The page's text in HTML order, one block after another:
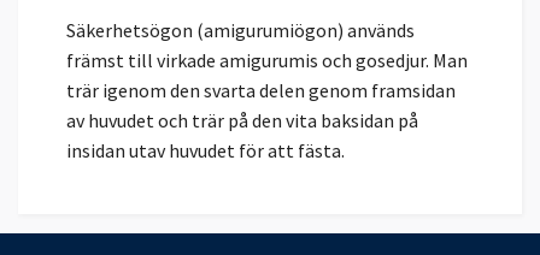
Säkerhetsögon (amigurumiögon) används
främst till virkade amigurumis och gosedjur. Man
trär igenom den svarta delen genom framsidan
av huvudet och trär på den vita baksidan på
insidan utav huvudet för att fästa.